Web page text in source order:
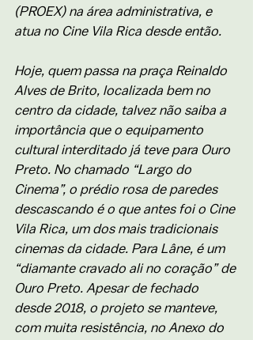
(PROEX) na área administrativa, e
atua no Cine Vila Rica desde então.
Hoje, quem passa na praça Reinaldo
Alves de Brito, localizada bem no
centro da cidade, talvez não saiba a
importância que o equipamento
cultural interditado já teve para Ouro
Preto. No chamado “Largo do
Cinema”, o prédio rosa de paredes
descascando é o que antes foi o Cine
Vila Rica, um dos mais tradicionais
cinemas da cidade. Para Lâne, é um
“diamante cravado ali no coração” de
Ouro Preto. Apesar de fechado
desde 2018, o projeto se manteve,
com muita resistência, no Anexo do